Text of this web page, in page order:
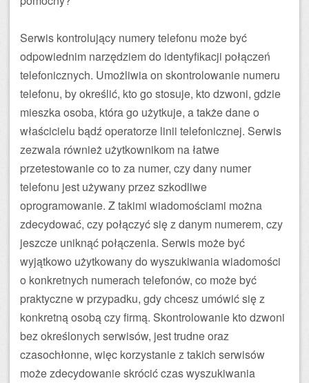
Serwis kontrolujący numery telefonu może być
odpowiednim narzędziem do identyfikacji połączeń
telefonicznych. Umożliwia on skontrolowanie numeru
telefonu, by określić, kto go stosuje, kto dzwoni, gdzie
mieszka osoba, która go użytkuje, a także dane o
właścicielu bądź operatorze linii telefonicznej. Serwis
zezwala również użytkownikom na łatwe
przetestowanie co to za numer, czy dany numer
telefonu jest używany przez szkodliwe
oprogramowanie. Z takimi wiadomościami można
zdecydować, czy połączyć się z danym numerem, czy
jeszcze uniknąć połączenia. Serwis może być
wyjątkowo użytkowany do wyszukiwania wiadomości
o konkretnych numerach telefonów, co może być
praktyczne w przypadku, gdy chcesz umówić się z
konkretną osobą czy firmą. Skontrolowanie kto dzwoni
bez określonych serwisów, jest trudne oraz
czasochłonne, więc korzystanie z takich serwisów
może zdecydowanie skrócić czas wyszukiwania